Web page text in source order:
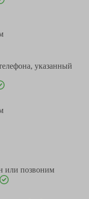
указанный
или позвоним